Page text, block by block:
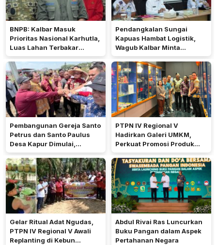
BNPB: Kalbar Masuk
Prioritas Nasional Karhutla,
Luas Lahan Terbakar
Peringkat Keempat
Pendangkalan Sungai
Kapuas Hambat Logistik,
Wagub Kalbar Minta
Pengerukan Diprioritaskan
Pembangunan Gereja Santo
Petrus dan Santo Paulus
Desa Kapur Dimulai,
Pemkab Kubu Raya Siapkan
Akses Jalan
PTPN IV Regional V
Hadirkan Galeri UMKM,
Perkuat Promosi Produk
Mitra Binaan Melalui Inovasi
Digital
Gelar Ritual Adat Ngudas,
PTPN IV Regional V Awali
Replanting di Kebun
Abdul Rivai Ras Luncurkan
Buku Pangan dalam Aspek
Pertahanan Negara